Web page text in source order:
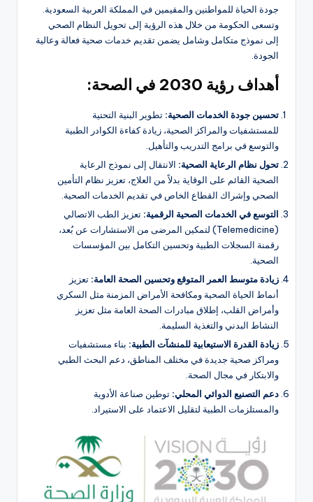
جودة الحياة للمواطنين والمقيمين في المملكة العربية السعودية.
وتسعى الحكومة من خلال هذه الرؤية إلى تحويل النظام الصحي
إلى نموذج متكامل وشامل يضمن تقديم خدمات صحية فعالة وعالية
الجودة.
أهداف رؤية 2030 في الصحة:
تحسين جودة الخدمات الصحية: تطوير البنية التحتية
للمستشفيات والمراكز الصحية، زيادة كفاءة الكوادر الطبية
والتوسع في برامج التدريب والتأهيل.
تحول نظام الرعاية الصحية: الانتقال إلى نموذج الرعاية
الصحية القائم على الوقاية بدلاً من العلاج، تعزيز نظام التأمين
الصحي وإشراك القطاع الخاص في تقديم الخدمات الصحية.
التوسع في الخدمات الصحية الرقمية: تعزيز الطب الاتصالي
(Telemedicine) لتمكين المرضى من الاستشارات عن بُعد،
رقمنة السجلات الطبية وتحسين التكامل بين المؤسسات
الصحية.
زيادة متوسط العمر المتوقع وتحسين الصحة العامة: تعزيز
أنماط الحياة الصحية ومكافحة الأمراض المزمنة مثل السكري
وأمراض القلب، إطلاق مبادرات الصحة العامة مثل تعزيز
النشاط البدني والتغذية السليمة.
زيادة القدرة الاستيعابية للمنشآت الطبية: بناء مستشفيات
ومراكز صحية جديدة في مختلف المناطق، دعم البحث الطبي
والابتكار في مجال الصحة.
دعم التصنيع الدوائي المحلي: توطين صناعة الأدوية
والمستلزمات الطبية لتقليل الاعتماد على الاستيراد.